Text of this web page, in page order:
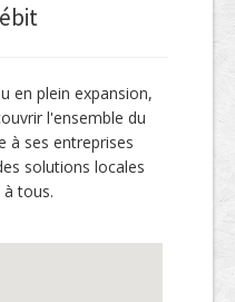
en plein expansion,
l'ensemble du
à ses entreprises
solutions locales
à tous.